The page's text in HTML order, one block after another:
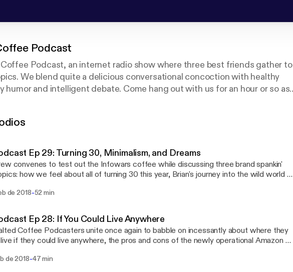
Podcast
Podcast, an internet radio show where three best friends gather to
We blend quite a delicious conversational concoction with healthy
humor and intelligent debate. Come hang out with us for an hour or so as
Check us out on Youtube, Facebook, Twitter, and Instagram
Ep 29: Turning 30, Minimalism, and Dreams
convenes to test out the Infowars coffee while discussing three brand spankin'
how we feel about all of turning 30 this year, Brian's journey into the wild world of
Paul Z., and Brian Koenig Itunes:
saltedcoffeepodcast/ Youtube: www.youtube.com/channel/UCtEfH-
Twitter: twitter.com/SaltedCoffeePod Instagram:
instagram.com/saltedcoffeepodcast/ Email: saltedcoffeepodcast@gmail.com
de 2018-52 min
Ep 28: If You Could Live Anywhere
Coffee Podcasters unite once again to babble on incessantly about where they
if they could live anywhere, the pros and cons of the newly operational Amazon Go
Z., and Brian Koenig Itunes:
de 2018-47 min